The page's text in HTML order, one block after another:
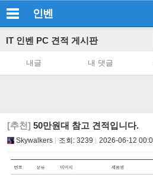
인벤
IT 인벤 PC 견적 게시판
내글 내 댓글
[추천] 50만원대 참고 견적입니다.
Skywalkers 조회: 3239 2026-06-12